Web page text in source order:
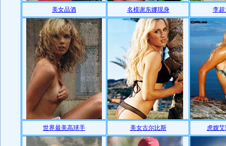
美女品酒 名模谢东娜现身 李
世界最美高球手 美女古尔比斯 虎嫂